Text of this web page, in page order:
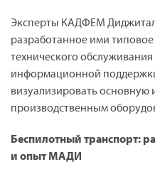
Эксперты КАДФЕМ
разработанное ими
технического
информационной
визуализировать
производственным
Беспилотный транспорт:
и опыт МАДИ